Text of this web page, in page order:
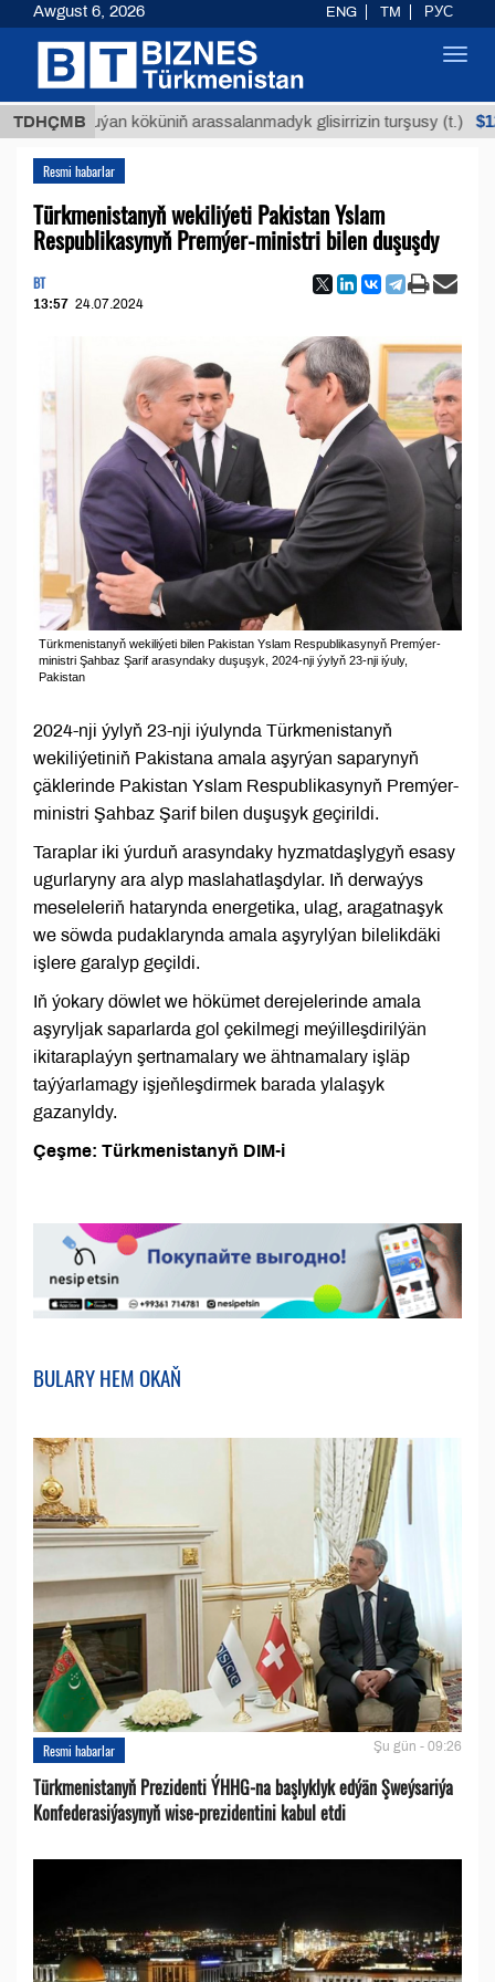
TDHÇMB
Buýan köküniň arassalanmadyk glisirrizin turşusy (t.)
Resmi habarlar
Türkmenistanyň wekiliýeti Pakistan Yslam
Respublikasynyň Premýer-ministri bilen duşuşdy
BT
13:57 24.07.2024
Türkmenistanyň wekiliýeti bilen Pakistan Yslam Respublikasynyň Premýer-
ministri Şahbaz Şarif arasyndaky duşuşyk, 2024-nji ýylyň 23-nji iýuly,
Pakistan
2024-nji ýylyň 23-nji iýulynda Türkmenistanyň
wekiliýetiniň Pakistana amala aşyrýan saparynyň
çäklerinde Pakistan Yslam Respublikasynyň Premýer-
ministri Şahbaz Şarif bilen duşuşyk geçirildi.
Taraplar iki ýurduň arasyndaky hyzmatdaşlygyň esasy
ugurlaryny ara alyp maslahatlaşdylar. Iň derwaýys
meseleleriň hatarynda energetika, ulag, aragatnaşyk
we söwda pudaklarynda amala aşyrylýan bilelikdäki
işlere garalyp geçildi.
Iň ýokary döwlet we hökümet derejelerinde amala
aşyryljak saparlarda gol çekilmegi meýilleşdirilýän
ikitaraplaýyn şertnamalary we ähtnamalary işläp
taýýarlamagy işjeňleşdirmek barada ylalaşyk
gazanyldy.
Çeşme: Türkmenistanyň DIM-i
BULARY HEM OKAŇ
Resmi habarlar Şu gün - 09:26
Türkmenistanyň Prezidenti ÝHHG-na başlyklyk edýän Şweýsariýa
Konfederasiýasynyň wise-prezidentini kabul etdi
Awgust 6, 2026 ENG TM РУС